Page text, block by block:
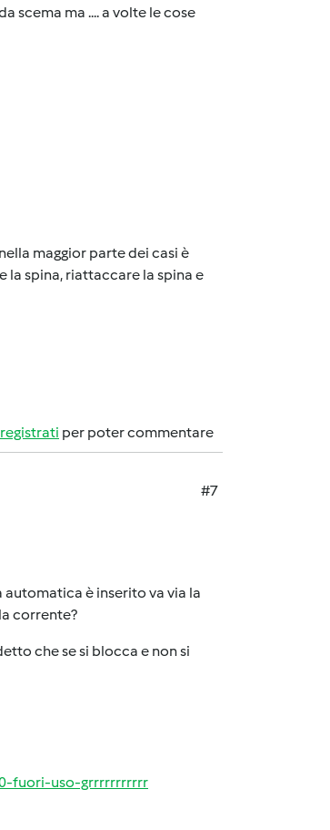
scema ma .... a volte le cose
maggior parte dei casi è
la spina, riattaccare la spina e
registrati per poter commentare
#7
è inserito va via la
corrente?
che se si blocca e non si
fuori-uso-grrrrrrrrrrr